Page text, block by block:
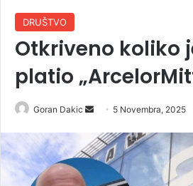
DRUŠTVO
Otkriveno koliko
platio
Goran Dakic
n
d
5 Novembra, 2025